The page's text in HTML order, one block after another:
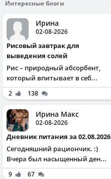
Интересные блоги
Ирина
02-08-2026
Рисовый завтрак для
выведения солей
Рис – природный абсорбент,
который впитывает в себ...
2 138
Ирина Макс
02-08-2026
Дневник питания за 02.08.2026
Сегодняшний рациончик. :)
Вчера был насыщенный ден...
9 67